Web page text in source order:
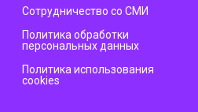
Сотрудничество со СМИ
Политика обработки
персональных данных
Политика использования
cookies